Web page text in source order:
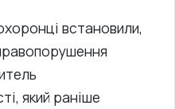
встановили,
який раніше